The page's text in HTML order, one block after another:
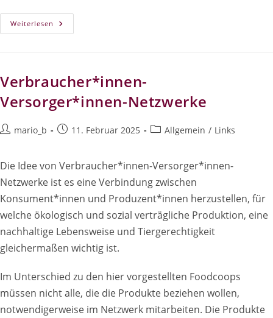
Weiterlesen Vernetzungplattform
Für
Verbraucher*innen-
Versorger*innen-Netzwerke
Beitrags-
mario_b
Beitrag11. Februar 2025
Beitrags-
Allgemein / Links
Die Idee von Verbraucher*innen-Versorger*innen-
Netzwerke ist es eine Verbindung zwischen
Konsument*innen und Produzent*innen herzustellen, für
welche ökologisch und sozial verträgliche Produktion, eine
nachhaltige Lebensweise und Tiergerechtigkeit
gleichermaßen wichtig ist.
Im Unterschied zu den hier vorgestellten Foodcoops
müssen nicht alle, die die Produkte beziehen wollen,
notwendigerweise im Netzwerk mitarbeiten. Die Produkte